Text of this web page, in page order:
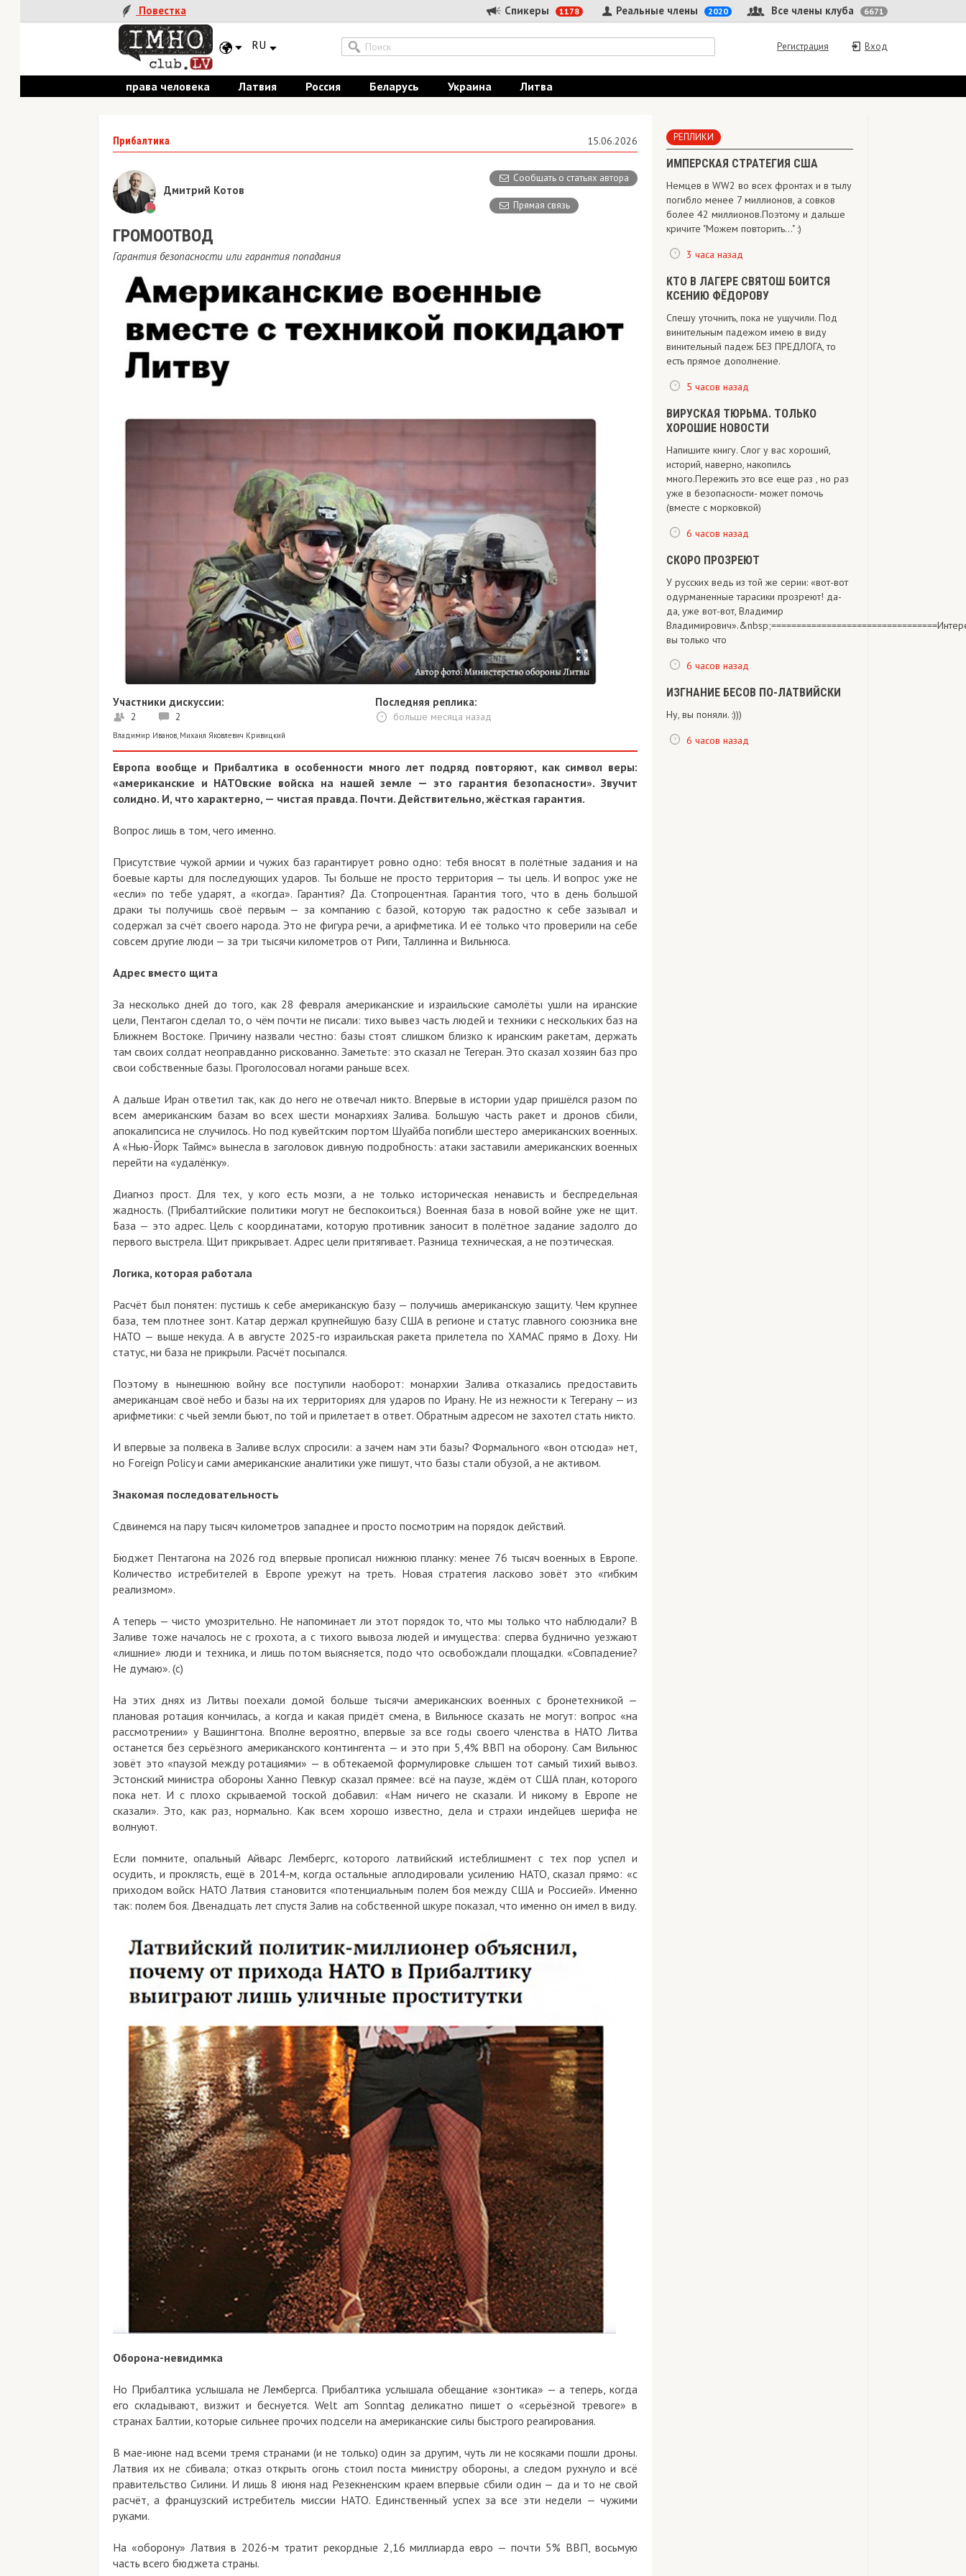
Повестка Спикеры 1178 Все члены клуба 6671
Реальные члены 2020
RU Вход
Регистрация
права человека Латвия Россия Беларусь Украина Литва
Прибалтика 15.06.2026
Сообщать о статьях автора
Прямая связь
Дмитрий Котов
ГРОМООТВОД
Гарантия безопасности или гарантия попадания
Участники дискуссии:
2 2
Последняя реплика:
больше месяца назад
Владимир Иванов,Михаил Яковлевич Кривицкий
Европа вообще и Прибалтика в особенности много лет подряд повторяют, как символ веры:
«американские и НАТОвские войска на нашей земле — это гарантия безопасности». Звучит
солидно. И, что характерно, — чистая правда. Почти. Действительно, жёсткая гарантия.
Вопрос лишь в том, чего именно.
Присутствие чужой армии и чужих баз гарантирует ровно одно: тебя вносят в полётные задания и на
боевые карты для последующих ударов. Ты больше не просто территория — ты цель. И вопрос уже не
«если» по тебе ударят, а «когда». Гарантия? Да. Стопроцентная. Гарантия того, что в день большой
драки ты получишь своё первым — за компанию с базой, которую так радостно к себе зазывал и
содержал за счёт своего народа. Это не фигура речи, а арифметика. И её только что проверили на себе
совсем другие люди — за три тысячи километров от Риги, Таллинна и Вильнюса.
Адрес вместо щита
За несколько дней до того, как 28 февраля американские и израильские самолёты ушли на иранские
цели, Пентагон сделал то, о чём почти не писали: тихо вывез часть людей и техники с нескольких баз на
Ближнем Востоке. Причину назвали честно: базы стоят слишком близко к иранским ракетам, держать
там своих солдат неоправданно рискованно. Заметьте: это сказал не Тегеран. Это сказал хозяин баз про
свои собственные базы. Проголосовал ногами раньше всех.
А дальше Иран ответил так, как до него не отвечал никто. Впервые в истории удар пришёлся разом по
всем американским базам во всех шести монархиях Залива. Большую часть ракет и дронов сбили,
апокалипсиса не случилось. Но под кувейтским портом Шуайба погибли шестеро американских военных.
А «Нью-Йорк Таймс» вынесла в заголовок дивную подробность: атаки заставили американских военных
перейти на «удалёнку».
Диагноз прост. Для тех, у кого есть мозги, а не только историческая ненависть и беспредельная
жадность. (Прибалтийские политики могут не беспокоиться.) Военная база в новой войне уже не щит.
База — это адрес. Цель с координатами, которую противник заносит в полётное задание задолго до
первого выстрела. Щит прикрывает. Адрес цели притягивает. Разница техническая, а не поэтическая.
Логика, которая работала
Расчёт был понятен: пустишь к себе американскую базу — получишь американскую защиту. Чем крупнее
база, тем плотнее зонт. Катар держал крупнейшую базу США в регионе и статус главного союзника вне
НАТО — выше некуда. А в августе 2025-го израильская ракета прилетела по ХАМАС прямо в Доху. Ни
статус, ни база не прикрыли. Расчёт посыпался.
Поэтому в нынешнюю войну все поступили наоборот: монархии Залива отказались предоставить
американцам своё небо и базы на их территориях для ударов по Ирану. Не из нежности к Тегерану — из
арифметики: с чьей земли бьют, по той и прилетает в ответ. Обратным адресом не захотел стать никто.
И впервые за полвека в Заливе вслух спросили: а зачем нам эти базы? Формального «вон отсюда» нет,
но Foreign Policy и сами американские аналитики уже пишут, что базы стали обузой, а не активом.
Знакомая последовательность
Сдвинемся на пару тысяч километров западнее и просто посмотрим на порядок действий.
Бюджет Пентагона на 2026 год впервые прописал нижнюю планку: менее 76 тысяч военных в Европе.
Количество истребителей в Европе урежут на треть. Новая стратегия ласково зовёт это «гибким
реализмом».
А теперь — чисто умозрительно. Не напоминает ли этот порядок то, что мы только что наблюдали? В
Заливе тоже началось не с грохота, а с тихого вывоза людей и имущества: сперва буднично уезжают
«лишние» люди и техника, и лишь потом выясняется, подо что освобождали площадки. «Совпадение?
Не думаю». (с)
На этих днях из Литвы поехали домой больше тысячи американских военных с бронетехникой —
плановая ротация кончилась, а когда и какая придёт смена, в Вильнюсе сказать не могут: вопрос «на
рассмотрении» у Вашингтона. Вполне вероятно, впервые за все годы своего членства в НАТО Литва
останется без серьёзного американского контингента — и это при 5,4% ВВП на оборону. Сам Вильнюс
зовёт это «паузой между ротациями» — в обтекаемой формулировке слышен тот самый тихий вывоз.
Эстонский министра обороны Ханно Певкур сказал прямее: всё на паузе, ждём от США план, которого
пока нет. И с плохо скрываемой тоской добавил: «Нам ничего не сказали. И никому в Европе не
сказали». Это, как раз, нормально. Как всем хорошо известно, дела и страхи индейцев шерифа не
волнуют.
Если помните, опальный Айварс Лембергс, которого латвийский истеблишмент с тех пор успел и
осудить, и проклясть, ещё в 2014-м, когда остальные аплодировали усилению НАТО, сказал прямо: «с
приходом войск НАТО Латвия становится «потенциальным полем боя между США и Россией». Именно
так: полем боя. Двенадцать лет спустя Залив на собственной шкуре показал, что именно он имел в виду.
Оборона-невидимка
Но Прибалтика услышала не Лембергса. Прибалтика услышала обещание «зонтика» — а теперь, когда
его складывают, визжит и беснуется. Welt am Sonntag деликатно пишет о «серьёзной тревоге» в
странах Балтии, которые сильнее прочих подсели на американские силы быстрого реагирования.
В мае-июне над всеми тремя странами (и не только) один за другим, чуть ли не косяками пошли дроны.
Латвия их не сбивала; отказ открыть огонь стоил поста министру обороны, а следом рухнуло и всё
правительство Силини. И лишь 8 июня над Резекненским краем впервые сбили один — да и то не свой
расчёт, а французский истребитель миссии НАТО. Единственный успех за все эти недели — чужими
руками.
На «оборону» Латвия в 2026-м тратит рекордные 2,16 миллиарда евро — почти 5% ВВП, восьмую
часть всего бюджета страны.
РЕПЛИКИ
ИМПЕРСКАЯ СТРАТЕГИЯ США
Немцев в WW2 во всех фронтах и в тылу
погибло менее 7 миллионов, а совков
более 42 миллионов.Поэтому и дальше
кричите "Можем повторить..." :)
3 часа назад
КТО В ЛАГЕРЕ СВЯТОШ БОИТСЯ
КСЕНИЮ ФЁДОРОВУ
Спешу уточнить, пока не ущучили. Под
винительным падежом имею в виду
винительный падеж БЕЗ ПРЕДЛОГА, то
есть прямое дополнение.
5 часов назад
ВИРУСКАЯ ТЮРЬМА. ТОЛЬКО
ХОРОШИЕ НОВОСТИ
Напишите книгу. Слог у вас хороший,
историй, наверно, накопилсь
много.Пережить это все еще раз , но раз
уже в безопасности- может помочь
(вместе с морковкой)
6 часов назад
СКОРО ПРОЗРЕЮТ
У русских ведь из той же серии: «вот-вот
одурманенные тарасики прозреют! да-
да, уже вот-вот, Владимир
Владимирович».&nbsp;=================================Интересно,
вы только что
6 часов назад
ИЗГНАНИЕ БЕСОВ ПО-ЛАТВИЙСКИ
Ну, вы поняли. :)))
6 часов назад